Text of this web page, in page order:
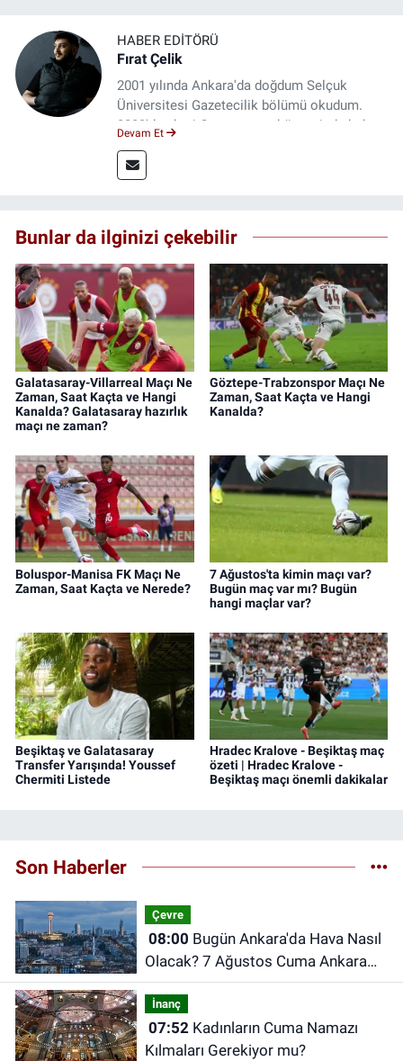
HABER EDITÖRÜ
Fırat Çelik
2001 yılında Ankara'da doğdum Selçuk
Üniversitesi Gazetecilik bölümü okudum.
2023'den beri Genç gazete bünyesinde haber
Devam Et
Bunlar da ilginizi çekebilir
Galatasaray-Villarreal Maçı Ne
Zaman, Saat Kaçta ve Hangi
Kanalda? Galatasaray hazırlık
maçı ne zaman?
Göztepe-Trabzonspor Maçı Ne
Zaman, Saat Kaçta ve Hangi
Kanalda?
Boluspor-Manisa FK Maçı Ne
Zaman, Saat Kaçta ve Nerede?
7 Ağustos'ta kimin maçı var?
Bugün maç var mı? Bugün
hangi maçlar var?
Beşiktaş ve Galatasaray
Transfer Yarışında! Youssef
Chermiti Listede
Hradec Kralove - Beşiktaş maç
özeti | Hradec Kralove -
Beşiktaş maçı önemli dakikalar
Son Haberler
Çevre
08:00
Olacak? 7 Ağustos Cuma Ankara
Hava Durumu
İnanç
07:52Kadınların Cuma Namazı
Kılmaları Gerekiyor mu?